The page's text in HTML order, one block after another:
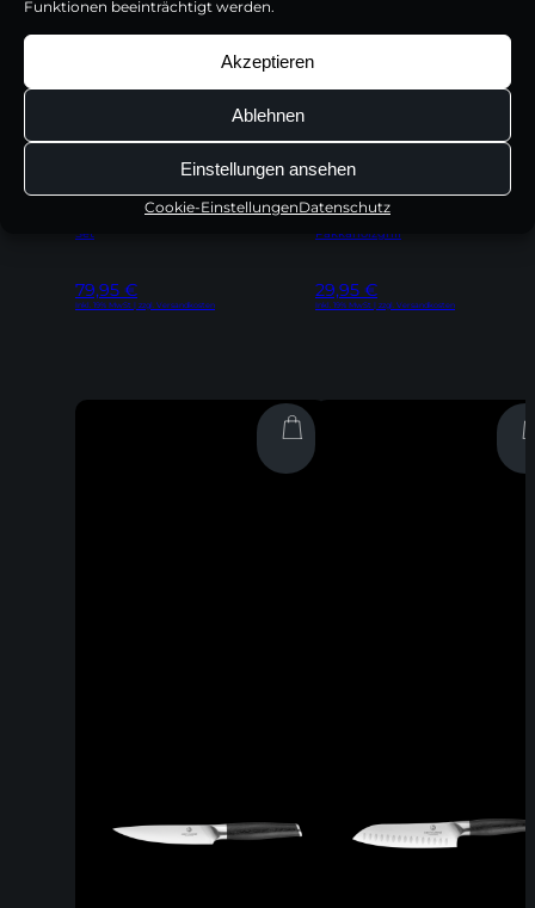
Funktionen beeinträchtigt werden.
Akzeptieren
Ablehnen
Einstellungen ansehen
Cookie-EinstellungenDatenschutz
Steakmesser mit Pakkaholzgriff, 2er
Set
79,95 €
Inkl. 19% MwSt | zzgl. Versandkosten
Pakkaholzgriff
29,95 €
Inkl. 19% MwSt | zzgl. Versandkosten